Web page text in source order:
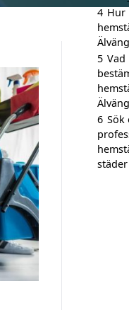
4 Hur
5
6 Sök